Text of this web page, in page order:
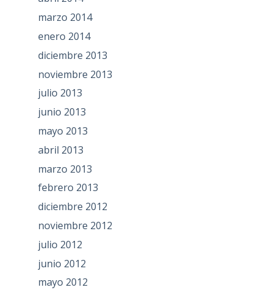
marzo 2014
enero 2014
diciembre 2013
noviembre 2013
julio 2013
junio 2013
mayo 2013
abril 2013
marzo 2013
febrero 2013
diciembre 2012
noviembre 2012
julio 2012
junio 2012
mayo 2012